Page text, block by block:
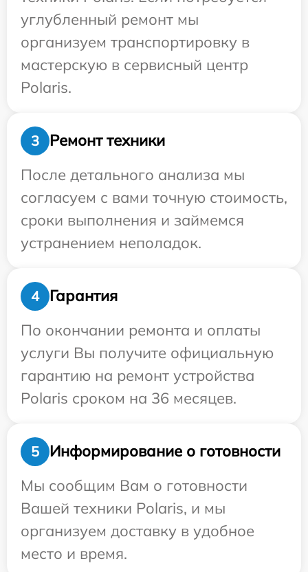
углубленный ремонт мы
организуем транспортировку в
мастерскую в сервисный центр
Polaris.
3
Ремонт техники
После детального анализа мы
согласуем с вами точную стоимость,
сроки выполнения и займемся
устранением неполадок.
4
Гарантия
По окончании ремонта и оплаты
услуги Вы получите официальную
гарантию на ремонт устройства
Polaris сроком на 36 месяцев.
5
Информирование о готовности
Мы сообщим Вам о готовности
Вашей техники Polaris, и мы
организуем доставку в удобное
место и время.